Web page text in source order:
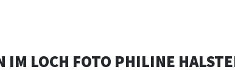
IM LOCH FOTO PHILINE